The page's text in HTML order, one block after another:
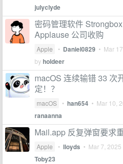
julyclyde
密码管理软件
Applause 公司收购
Apple • Daniel0829 • Mar
byholdeer
macOS 连续输错 33 次
定！？
macOS • han654 • Mar 10,
ranaanna
Mail.app 反复弹窗要求
Apple • lloyds • Mar 7, 2025
Toby23